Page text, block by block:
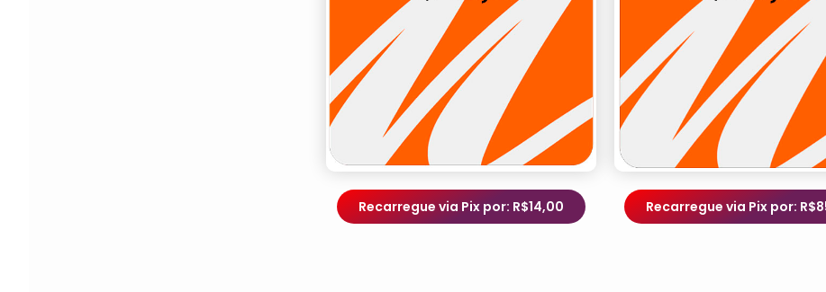
Recarregue via Pix por: R$14,00 Recarregue via Pix por: